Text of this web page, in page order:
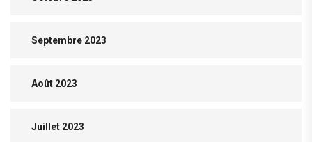
Septembre 2023
Août 2023
Juillet 2023